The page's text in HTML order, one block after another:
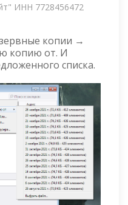
ИНН 7728456472
копии →
копию от. И
списка.